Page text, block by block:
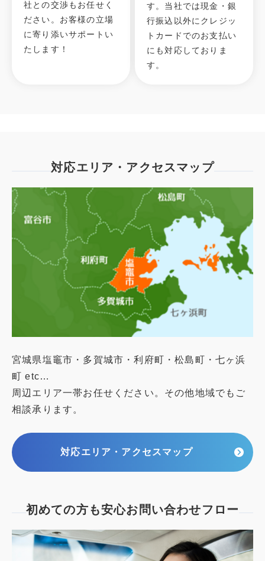
社との交渉もお任せく
ださい。お客様の立場
に寄り添いサポートい
たします！
す。当社では現金・銀
行振込以外にクレジッ
トカードでのお支払い
にも対応しておりま
す。
対応エリア・アクセスマップ
宮城県塩竈市・多賀城市・利府町・松島町・七ヶ浜
町 etc…
周辺エリア一帯お任せください。その他地域でもご
相談承ります。
対応エリア・アクセスマップ
初めての方も安心お問い合わせフロー